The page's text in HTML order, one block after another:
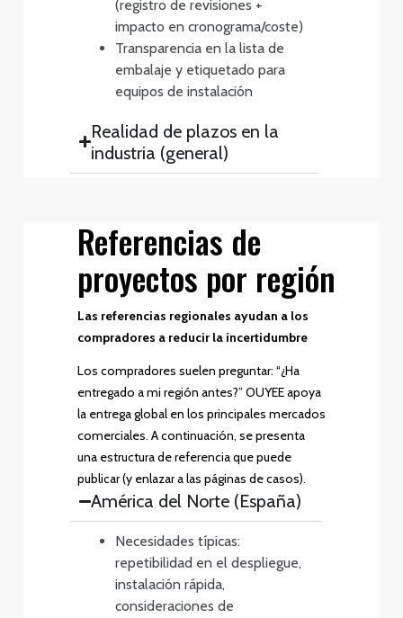
(registro de revisiones +
impacto en cronograma/coste)
Transparencia en la lista de
embalaje y etiquetado para
equipos de instalación
Realidad de plazos en la
industria (general)
Referencias de
proyectos por región
Las referencias regionales ayudan a los
compradores a reducir la incertidumbre
Los compradores suelen preguntar: “¿Ha
entregado a mi región antes?” OUYEE apoya
la entrega global en los principales mercados
comerciales. A continuación, se presenta
una estructura de referencia que puede
publicar (y enlazar a las páginas de casos).
América del Norte (España)
Necesidades típicas:
repetibilidad en el despliegue,
instalación rápida,
consideraciones de